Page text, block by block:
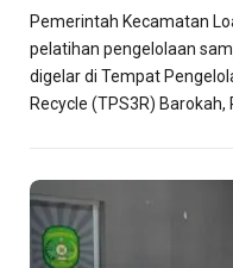
Pemerintah Kecamatan
pelatihan pengelolaan
digelar di Tempat
Recycle (TPS3R)